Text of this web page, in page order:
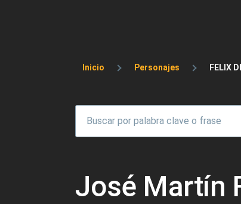
Sobrescribir
Inicio Personajes FELIX
José Martín